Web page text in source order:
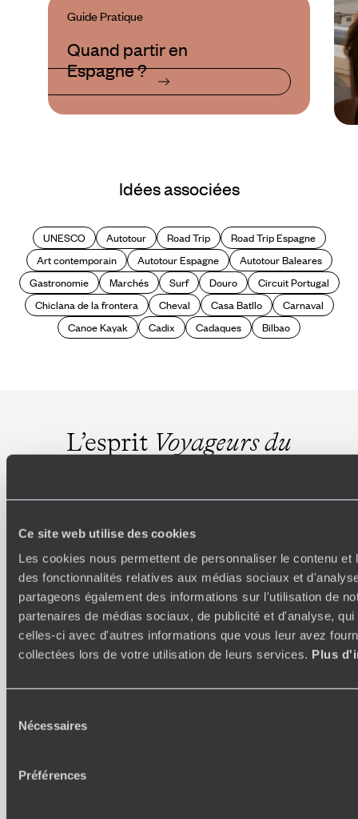
Ce site web utilise des cookies
Les cookies nous permettent de personnaliser le contenu et
des fonctionnalités relatives aux médias sociaux et
partageons également des informations sur l'utilisation de
partenaires de médias sociaux, de publicité et d'analyse,
celles-ci avec d'autres informations que vous leur avez
collectées lors de votre utilisation de leurs services. Plus
Nécessaires
Préférences
Guide Pratique
Quand partir en
Espagne ?
Idées associées
UNESCO Autotour Road Trip
Road Trip Espagne
Art contemporain
Autotour Espagne
Autotour Baleares
Gastronomie
Marchés Surf Douro
Circuit Portugal
Chiclana de la frontera
Cheval Casa Batllo
Carnaval
Canoe Kayak
Cadix Cadaques Bilbao
L’esprit Voyageurs du
Voyager en toute liberté selon ses envies,
Où je veux
250 conseillers spécialisés par pays et par régions :
étapes, hébergements, ateliers, rencontres…